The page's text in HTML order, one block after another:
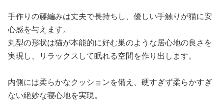
手作りの籐編みは丈夫で長持ちし、優しい手触りが猫に安
心感を与えます。
丸型の形状は猫が本能的に好む巣のような居心地の良さを
実現し、リラックスして眠れる空間を作り出します。
内側には柔らかなクッションを備え、硬すぎず柔らかすぎ
ない絶妙な寝心地を実現。